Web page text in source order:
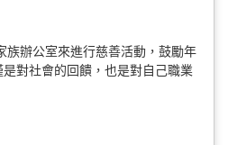
族辦公室來進行慈善活動，鼓勵年
對社會的回饋，也是對自己職業